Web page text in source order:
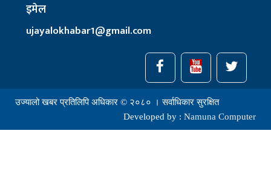
इमेल
ujayalokhabar1@gmail.com
उज्यालो खबर प्रतिलिपि अधिकार © २०८० । सर्वाधिकार सुरक्षित
Developed by : Namuna Computer